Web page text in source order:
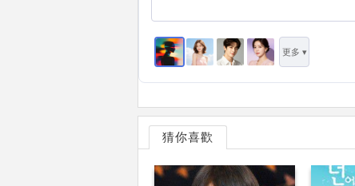
更多 ▾
猜你喜歡